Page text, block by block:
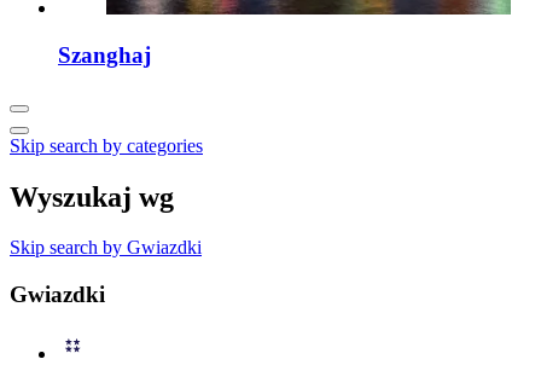
Szanghaj
Skip search by categories
Wyszukaj wg
Skip search by Gwiazdki
Gwiazdki